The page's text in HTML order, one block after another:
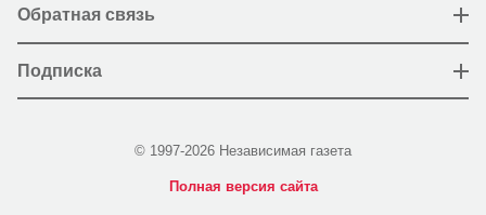
Обратная связь
Подписка
© 1997-2026 Независимая газета
Полная версия сайта